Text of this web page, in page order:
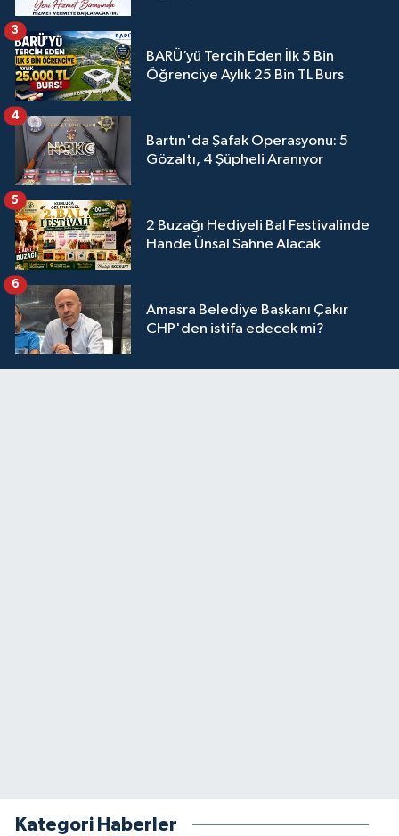
BARÜ’yü Tercih Eden İlk 5 Bin
Öğrenciye Aylık 25 Bin TL Burs
3
Bartın'da Şafak Operasyonu: 5
Gözaltı, 4 Şüpheli Aranıyor
4
2 Buzağı Hediyeli Bal Festivalinde
Hande Ünsal Sahne Alacak
5
Amasra Belediye Başkanı Çakır
CHP'den istifa edecek mi?
6
Kategori Haberler